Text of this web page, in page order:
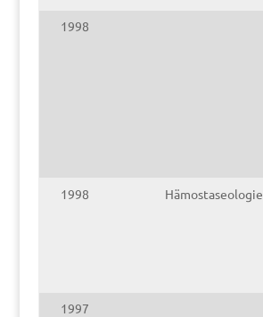
1998
1998 Hämostaseologie
1997